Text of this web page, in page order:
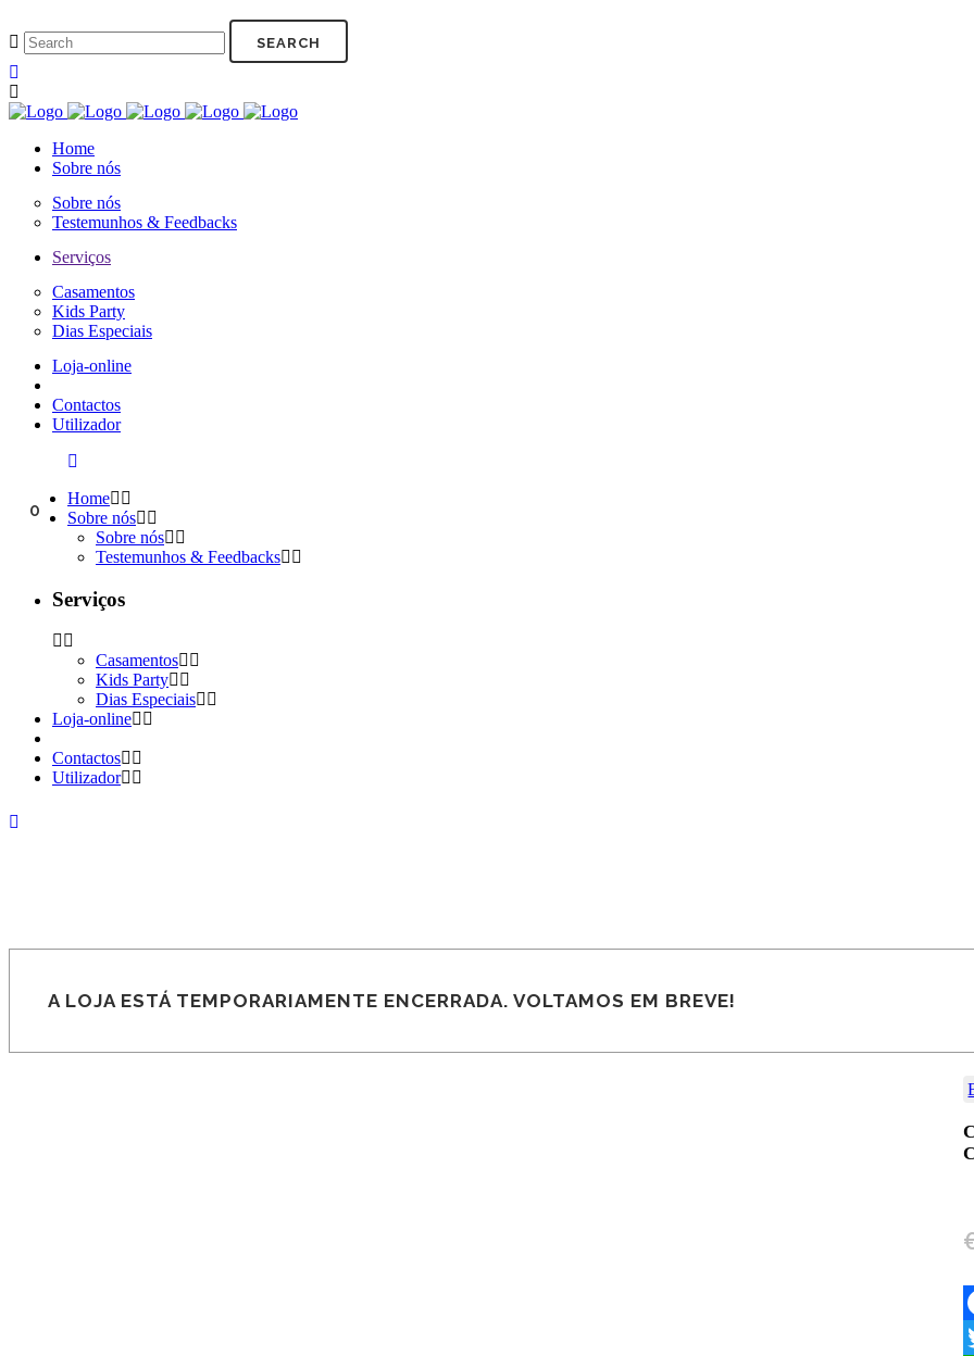
Home
Sobre nós
Sobre nós
Testemunhos & Feedbacks
Serviços
Casamentos
Kids Party
Dias Especiais
Loja-online
Contactos
Utilizador
0
Home
Sobre nós
Sobre nós
Testemunhos & Feedbacks
Serviços
Casamentos
Kids Party
Dias Especiais
Loja-online
Contactos
Utilizador
A LOJA ESTÁ TEMPORARIAMENTE ENCERRADA. VOLTAMOS EM BREVE!